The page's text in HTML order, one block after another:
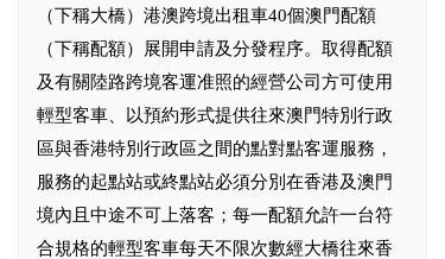
（下稱大橋）港澳跨境出租車40個澳門配額
（下稱配額）展開申請及分發程序。取得配額
及有關陸路跨境客運准照的經營公司方可使用
輕型客車、以預約形式提供往來澳門特別行政
區與香港特別行政區之間的點對點客運服務，
服務的起點站或終點站必須分別在香港及澳門
境內且中途不可上落客；每一配額允許一台符
合規格的輕型客車每天不限次數經大橋往來香